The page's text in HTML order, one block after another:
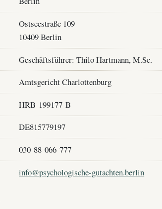
Ostseestraße 109
10409 Berlin
Geschäftsführer: Thilo Hartmann, M.Sc.
Amtsgericht Charlottenburg
HRB 199177 B
DE815779197
030 88 066 777
info@psychologische-gutachten.berlin